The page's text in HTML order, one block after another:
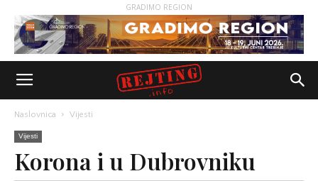
GRADIMO REGION
Naslovnica Vijesti
Vijesti
Korona i u Dubrovniku